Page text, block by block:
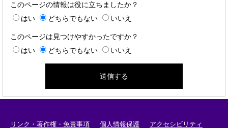
このページの情報は役に立ちましたか？
はい
どちらでもない いいえ
このページは見つけやすかったですか？
はい
どちらでもない いいえ
リンク・著作権・免責事項 個人情報保護 アクセシビリティ